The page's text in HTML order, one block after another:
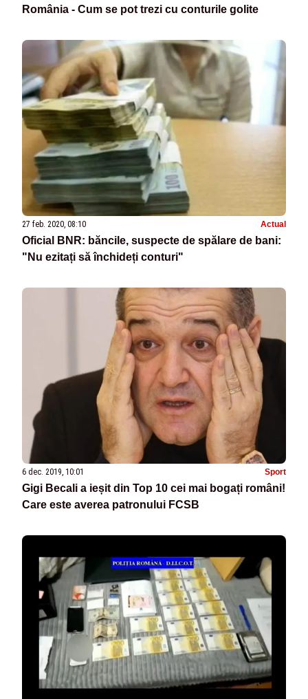
România - Cum se pot trezi cu conturile golite
27 feb. 2020, 08:10 Actual
Oficial BNR: băncile, suspecte de spălare de bani:
"Nu ezitați să închideți conturi"
6 dec. 2019, 10:01 Sport
Gigi Becali a ieșit din Top 10 cei mai bogați români!
Care este averea patronului FCSB